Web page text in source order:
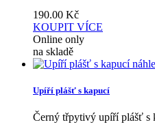
190.00 Kč
KOUPIT VÍCE
Online only
na skladě
Upíří plášť s kapucí
Černý třpytivý upíří plášť s